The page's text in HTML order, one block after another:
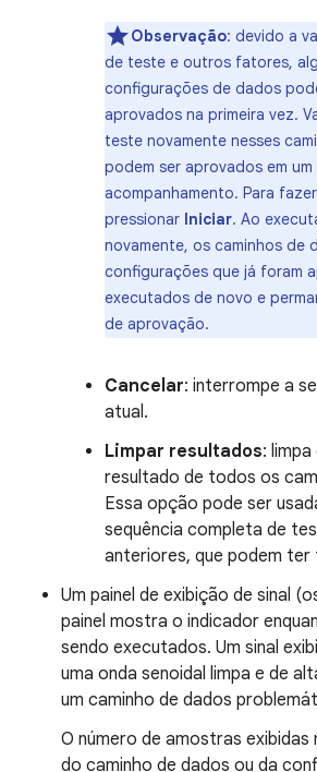
Observação: devido a
de teste e outros fatores,
configurações de dados
aprovados na primeira vez.
teste novamente nesses
podem ser aprovados em
acompanhamento. Para
pressionar Iniciar. Ao
novamente, os caminhos de
configurações que já foram
executados de novo e
de aprovação.
Cancelar: interrompe a
atual.
Limpar resultados:
resultado de todos os
Essa opção pode ser
sequência completa de
anteriores, que podem ter
Um painel de exibição de sinal
painel mostra o indicador
sendo executados. Um sinal
uma onda senoidal limpa e de
um caminho de dados
O número de amostras exibidas
do caminho de dados ou da